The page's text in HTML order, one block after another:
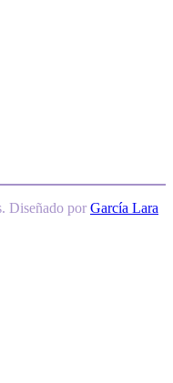
Diseñado por García Lara